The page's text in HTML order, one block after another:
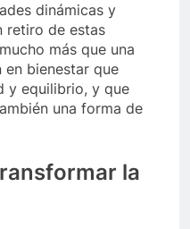
dinámicas y
retiro de estas
más que una
en bienestar que
y equilibrio, y que
una forma de
la